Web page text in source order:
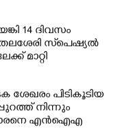
14 ദിവസം
തലശേരി സ്‌പെഷ്യൽ
മാറ്റി
പിടികൂടിയ
നിന്നും
എൻഐഎ